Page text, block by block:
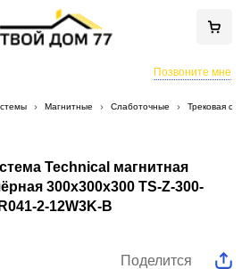
Позвоните мне
Магнитные Слаботочные Трековая
Technical магнитная
300x300x300 TS-Z-300-
2-12W3K-B
Поделится